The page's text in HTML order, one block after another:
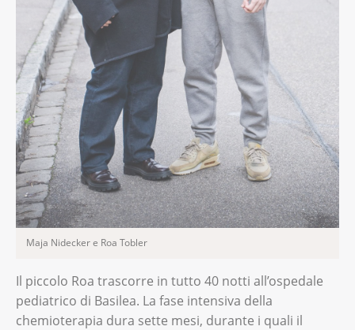
Maja Nidecker e Roa Tobler
Il piccolo Roa trascorre in tutto 40 notti all’ospedale
pediatrico di Basilea. La fase intensiva della
chemioterapia dura sette mesi, durante i quali il